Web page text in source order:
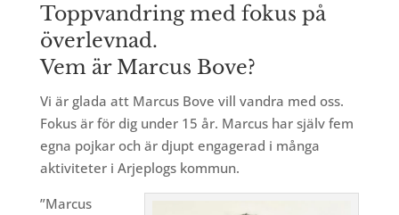
Toppvandring med fokus på
överlevnad.
Vem är Marcus Bove?
Vi är glada att Marcus Bove vill vandra med oss.
Fokus är för dig under 15 år. Marcus har själv fem
egna pojkar och är djupt engagerad i många
aktiviteter i Arjeplogs kommun.
”Marcus